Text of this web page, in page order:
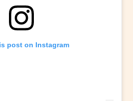
post on Instagram